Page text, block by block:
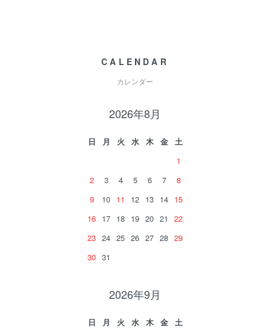
CALENDAR
カレンダー
2026年8月
日 月 火 水 木 金
土
1
2
3 4 5 6 7
8
9
10 11 12 13 14 15
16 17 18 19 20 21
22
23 24 25 26 27 28 29
30 31
2026年9月
日 月 火 水 木 金
土